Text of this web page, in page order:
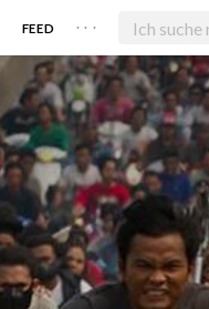
FEED . . .